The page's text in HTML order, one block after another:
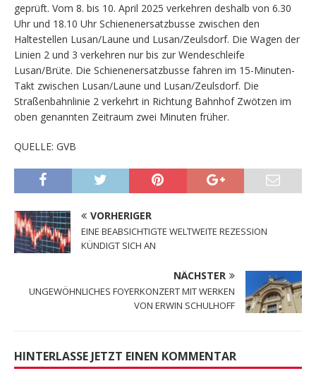
geprüft. Vom 8. bis 10. April 2025 verkehren deshalb von 6.30
Uhr und 18.10 Uhr Schienenersatzbusse zwischen den
Haltestellen Lusan/Laune und Lusan/Zeulsdorf. Die Wagen der
Linien 2 und 3 verkehren nur bis zur Wendeschleife
Lusan/Brüte. Die Schienenersatzbusse fahren im 15-Minuten-
Takt zwischen Lusan/Laune und Lusan/Zeulsdorf. Die
Straßenbahnlinie 2 verkehrt in Richtung Bahnhof Zwötzen im
oben genannten Zeitraum zwei Minuten früher.
QUELLE: GVB
VORHERIGER
EINE BEABSICHTIGTE WELTWEITE REZESSION
KÜNDIGT SICH AN
NÄCHSTER
UNGEWÖHNLICHES FOYERKONZERT MIT WERKEN
VON ERWIN SCHULHOFF
HINTERLASSE JETZT EINEN KOMMENTAR